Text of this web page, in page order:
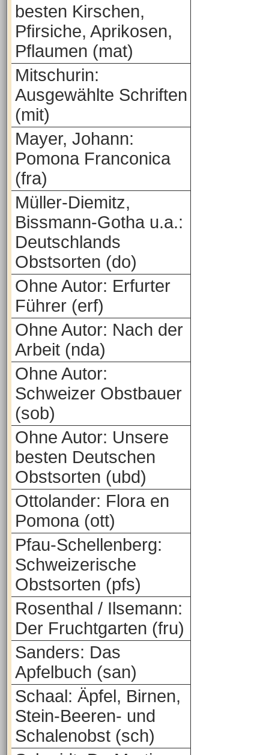
besten Kirschen,
Pfirsiche, Aprikosen,
Pflaumen (mat)
Mitschurin:
Ausgewählte Schriften
(mit)
Mayer, Johann:
Pomona Franconica
(fra)
Müller-Diemitz,
Bissmann-Gotha u.a.:
Deutschlands
Obstsorten (do)
Ohne Autor: Erfurter
Führer (erf)
Ohne Autor: Nach der
Arbeit (nda)
Ohne Autor:
Schweizer Obstbauer
(sob)
Ohne Autor: Unsere
besten Deutschen
Obstsorten (ubd)
Ottolander: Flora en
Pomona (ott)
Pfau-Schellenberg:
Schweizerische
Obstsorten (pfs)
Rosenthal / Ilsemann:
Der Fruchtgarten (fru)
Sanders: Das
Apfelbuch (san)
Schaal: Äpfel, Birnen,
Stein-Beeren- und
Schalenobst (sch)